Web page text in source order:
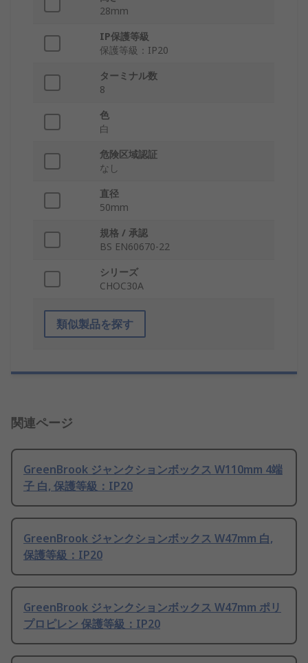
28mm
IP保護等級
保護等級：IP20
ターミナル数
8
色
白
危険区域認証
なし
直径
50mm
規格 / 承認
BS EN60670-22
シリーズ
CHOC30A
類似製品を探す
関連ページ
GreenBrook ジャンクションボックス W110mm 4端
子 白, 保護等級：IP20
GreenBrook ジャンクションボックス W47mm 白,
保護等級：IP20
GreenBrook ジャンクションボックス W47mm ポリ
プロピレン 保護等級：IP20